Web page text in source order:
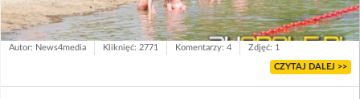
Autor: News4media Kliknięć: 2771 Komentarzy: 4 Zdjęć: 1
CZYTAJ DALEJ >>